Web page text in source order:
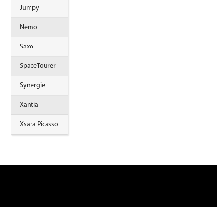
Jumpy
Nemo
Saxo
SpaceTourer
Synergie
Xantia
Xsara Picasso